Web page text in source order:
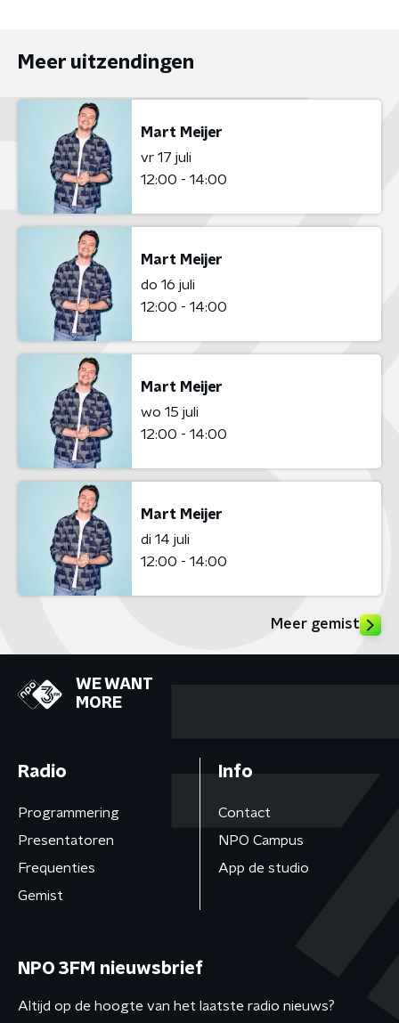
Meer uitzendingen
Mart Meijer
vr 17 juli
12:00 - 14:00
Mart Meijer
do 16 juli
12:00 - 14:00
Mart Meijer
wo 15 juli
12:00 - 14:00
Mart Meijer
di 14 juli
12:00 - 14:00
Meer gemist
WE WANT
MORE
Radio
Programmering
Presentatoren
Frequenties
Gemist
Info
Contact
NPO Campus
App de studio
NPO 3FM nieuwsbrief
Altijd op de hoogte van het laatste radio nieuws?